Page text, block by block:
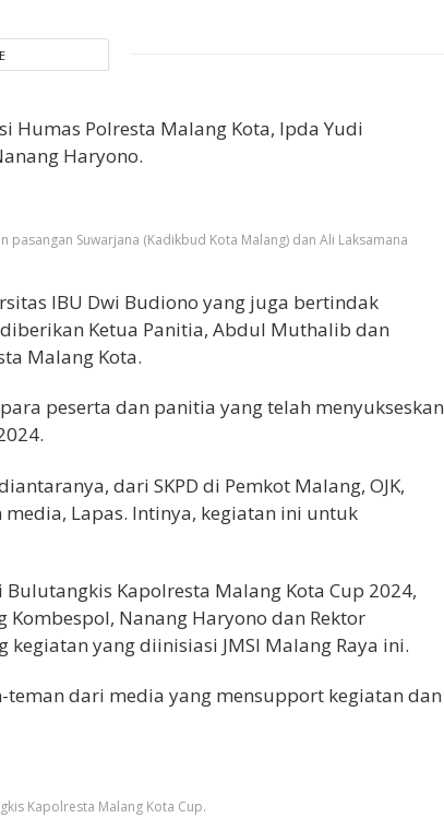
Humas Polresta Malang Kota, Ipda Yudi
Haryono.
pasangan Suwarjana (Kadikbud Kota Malang) dan Ali Laksamana
IBU Dwi Budiono yang juga bertindak
Ketua Panitia, Abdul Muthalib dan
Malang Kota.
peserta dan panitia yang telah menyukseskan
dari SKPD di Pemkot Malang, OJK,
Lapas. Intinya, kegiatan ini untuk
Kapolresta Malang Kota Cup 2024,
Nanang Haryono dan Rektor
yang diinisiasi JMSI Malang Raya ini.
dari media yang mensupport kegiatan dan
Kapolresta Malang Kota Cup.